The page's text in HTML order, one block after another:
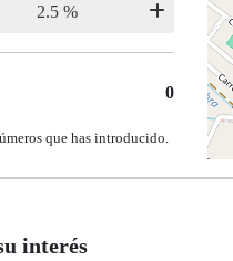
0
que has introducido.
interés